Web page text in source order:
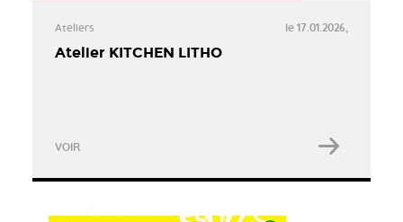
Ateliers le 17.01.2026,
Atelier KITCHEN LITHO
VOIR